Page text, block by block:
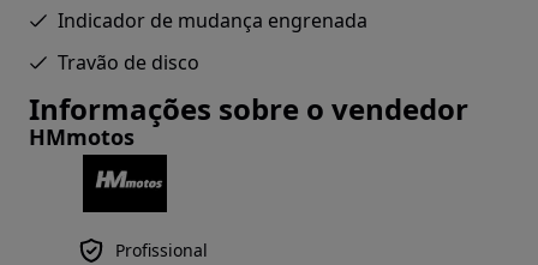
Indicador de mudança engrenada
Travão de disco
Informações sobre o vendedor
HMmotos
Profissional